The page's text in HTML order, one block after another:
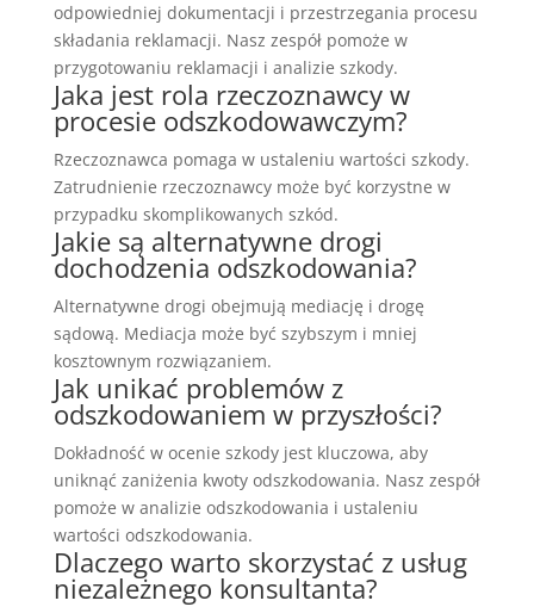
odpowiedniej dokumentacji i przestrzegania procesu
składania reklamacji. Nasz zespół pomoże w
przygotowaniu reklamacji i analizie szkody.
Jaka jest rola rzeczoznawcy w
procesie odszkodowawczym?
Rzeczoznawca pomaga w ustaleniu wartości szkody.
Zatrudnienie rzeczoznawcy może być korzystne w
przypadku skomplikowanych szkód.
Jakie są alternatywne drogi
dochodzenia odszkodowania?
Alternatywne drogi obejmują mediację i drogę
sądową. Mediacja może być szybszym i mniej
kosztownym rozwiązaniem.
Jak unikać problemów z
odszkodowaniem w przyszłości?
Dokładność w ocenie szkody jest kluczowa, aby
uniknąć zaniżenia kwoty odszkodowania. Nasz zespół
pomoże w analizie odszkodowania i ustaleniu
wartości odszkodowania.
Dlaczego warto skorzystać z usług
niezależnego konsultanta?